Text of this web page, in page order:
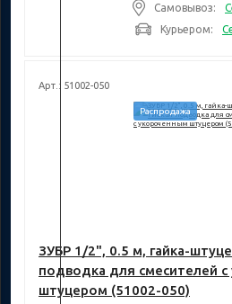
Самовывоз:
Курьером:
Арт.: 51002-050
Распродажа
ЗУБР 1/2", 0.5 м, гайка-
подводка для смесителей
штуцером (51002-050)